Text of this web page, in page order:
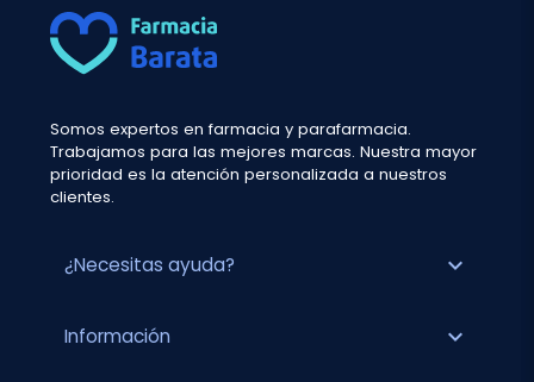
Somos expertos en farmacia y parafarmacia.
Trabajamos para las mejores marcas. Nuestra mayor
prioridad es la atención personalizada a nuestros
clientes.
¿Necesitas ayuda? expand_more
Información expand_more